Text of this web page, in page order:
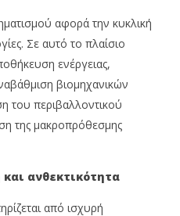
αφορά την κυκλική
Σε αυτό το πλαίσιο
ενέργειας,
βιομηχανικών
του περιβαλλοντικού
της μακροπρόθεσμης
ανθεκτικότητα
από ισχυρή